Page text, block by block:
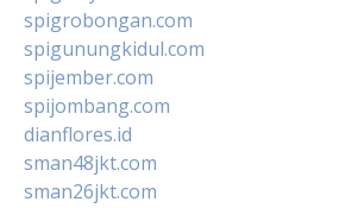
spigrobongan.com
spigunungkidul.com
spijember.com
spijombang.com
dianflores.id
sman48jkt.com
sman26jkt.com